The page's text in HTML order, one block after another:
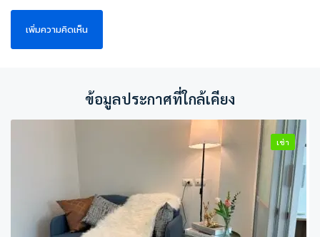
ข้อมูลประกาศที่ใกล้เคียง
เช่า